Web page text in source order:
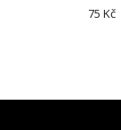
75 Kč